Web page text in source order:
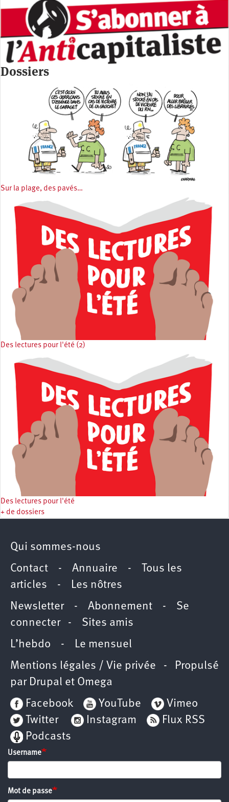
Dossiers
Sur la plage, des pavés…
Des lectures pour l'été (2)
Des lectures pour l'été
+ de dossiers
Qui sommes-nous
Contact - Annuaire -
Tous les
articles - Les nôtres
Newsletter- Abonnement - Se
connecter- Sites amis
L’hebdo - Le mensuel
Mentions légales / Vie privée - Propulsé
par Drupal et Omega
Facebook
YouTube
Vimeo
Twitter
Instagram
Flux RSS
Podcasts
Username
Mot de passe